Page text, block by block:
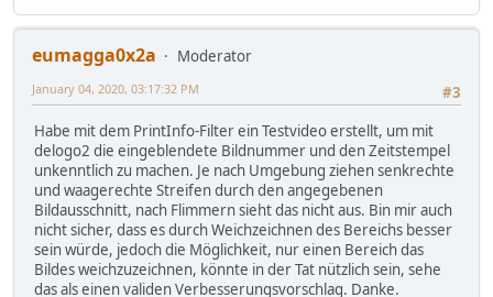
eumagga0x2a
Moderator
#3
January 04, 2020, 03:17:32 PM
Habe mit dem PrintInfo-Filter ein Testvideo erstellt, um mit
delogo2 die eingeblendete Bildnummer und den Zeitstempel
unkenntlich zu machen. Je nach Umgebung ziehen senkrechte
und waagerechte Streifen durch den angegebenen
Bildausschnitt, nach Flimmern sieht das nicht aus. Bin mir auch
nicht sicher, dass es durch Weichzeichnen des Bereichs besser
sein würde, jedoch die Möglichkeit, nur einen Bereich das
Bildes weichzuzeichnen, könnte in der Tat nützlich sein, sehe
das als einen validen Verbesserungsvorschlag. Danke.